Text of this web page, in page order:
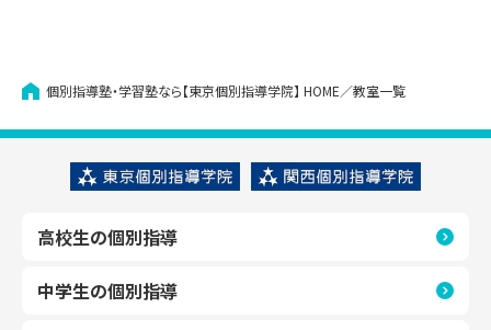
個別指導塾・学習塾なら【東京個別指導学院】 HOME 教室一覧
高校生の個別指導
中学生の個別指導